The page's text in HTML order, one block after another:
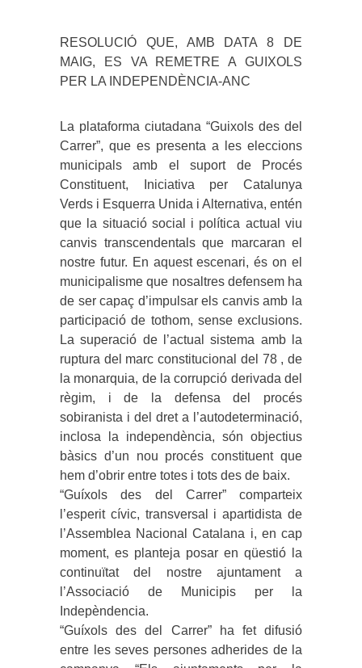
RESOLUCIÓ QUE, AMB DATA 8 DE
MAIG, ES VA REMETRE A GUIXOLS
PER LA INDEPENDÈNCIA-ANC
La plataforma ciutadana “Guixols des del
Carrer”, que es presenta a les eleccions
municipals amb el suport de Procés
Constituent, Iniciativa per Catalunya
Verds i Esquerra Unida i Alternativa, entén
que la situació social i política actual viu
canvis transcendentals que marcaran el
nostre futur. En aquest escenari, és on el
municipalisme que nosaltres defensem ha
de ser capaç d’impulsar els canvis amb la
participació de tothom, sense exclusions.
La superació de l’actual sistema amb la
ruptura del marc constitucional del 78 , de
la monarquia, de la corrupció derivada del
règim, i de la defensa del procés
sobiranista i del dret a l’autodeterminació,
inclosa la independència, són objectius
bàsics d’un nou procés constituent que
hem d’obrir entre totes i tots des de baix.
“Guíxols des del Carrer” comparteix
l’esperit cívic, transversal i apartidista de
l’Assemblea Nacional Catalana i, en cap
moment, es planteja posar en qüestió la
continuïtat del nostre ajuntament a
l’Associació de Municipis per la
Indepèndencia.
“Guíxols des del Carrer” ha fet difusió
entre les seves persones adherides de la